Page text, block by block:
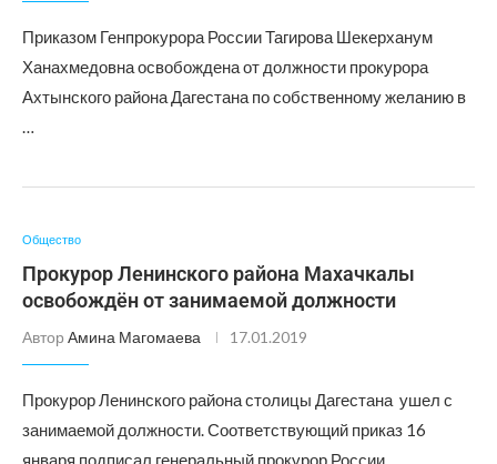
Приказом Генпрокурора России Тагирова Шекерханум
Ханахмедовна освобождена от должности прокурора
Ахтынского района Дагестана по собственному желанию в
…
Общество
Прокурор Ленинского района Махачкалы
освобождён от занимаемой должности
Автор Амина Магомаева 17.01.2019
Прокурор Ленинского района столицы Дагестана ушел с
занимаемой должности. Соответствующий приказ 16
января подписал генеральный прокурор России …